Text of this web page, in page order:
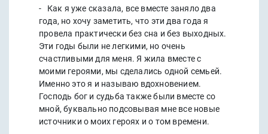
- Как я уже сказала, все вместе заняло два
года, но хочу заметить, что эти два года я
провела практически без сна и без выходных.
Эти годы были не легкими, но очень
счастливыми для меня. Я жила вместе с
моими героями, мы сделались одной семьей.
Именно это я и называю вдохновением.
Господь бог и судьба также были вместе со
мной, буквально подсовывая мне все новые
источники о моих героях и о том времени.